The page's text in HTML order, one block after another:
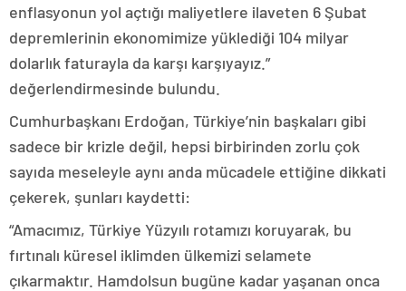
enflasyonun yol açtığı maliyetlere ilaveten 6 Şubat
depremlerinin ekonomimize yüklediği 104 milyar
dolarlık faturayla da karşı karşıyayız.”
değerlendirmesinde bulundu.
Cumhurbaşkanı Erdoğan, Türkiye’nin başkaları gibi
sadece bir krizle değil, hepsi birbirinden zorlu çok
sayıda meseleyle aynı anda mücadele ettiğine dikkati
çekerek, şunları kaydetti:
“Amacımız, Türkiye Yüzyılı rotamızı koruyarak, bu
fırtınalı küresel iklimden ülkemizi selamete
çıkarmaktır. Hamdolsun bugüne kadar yaşanan onca